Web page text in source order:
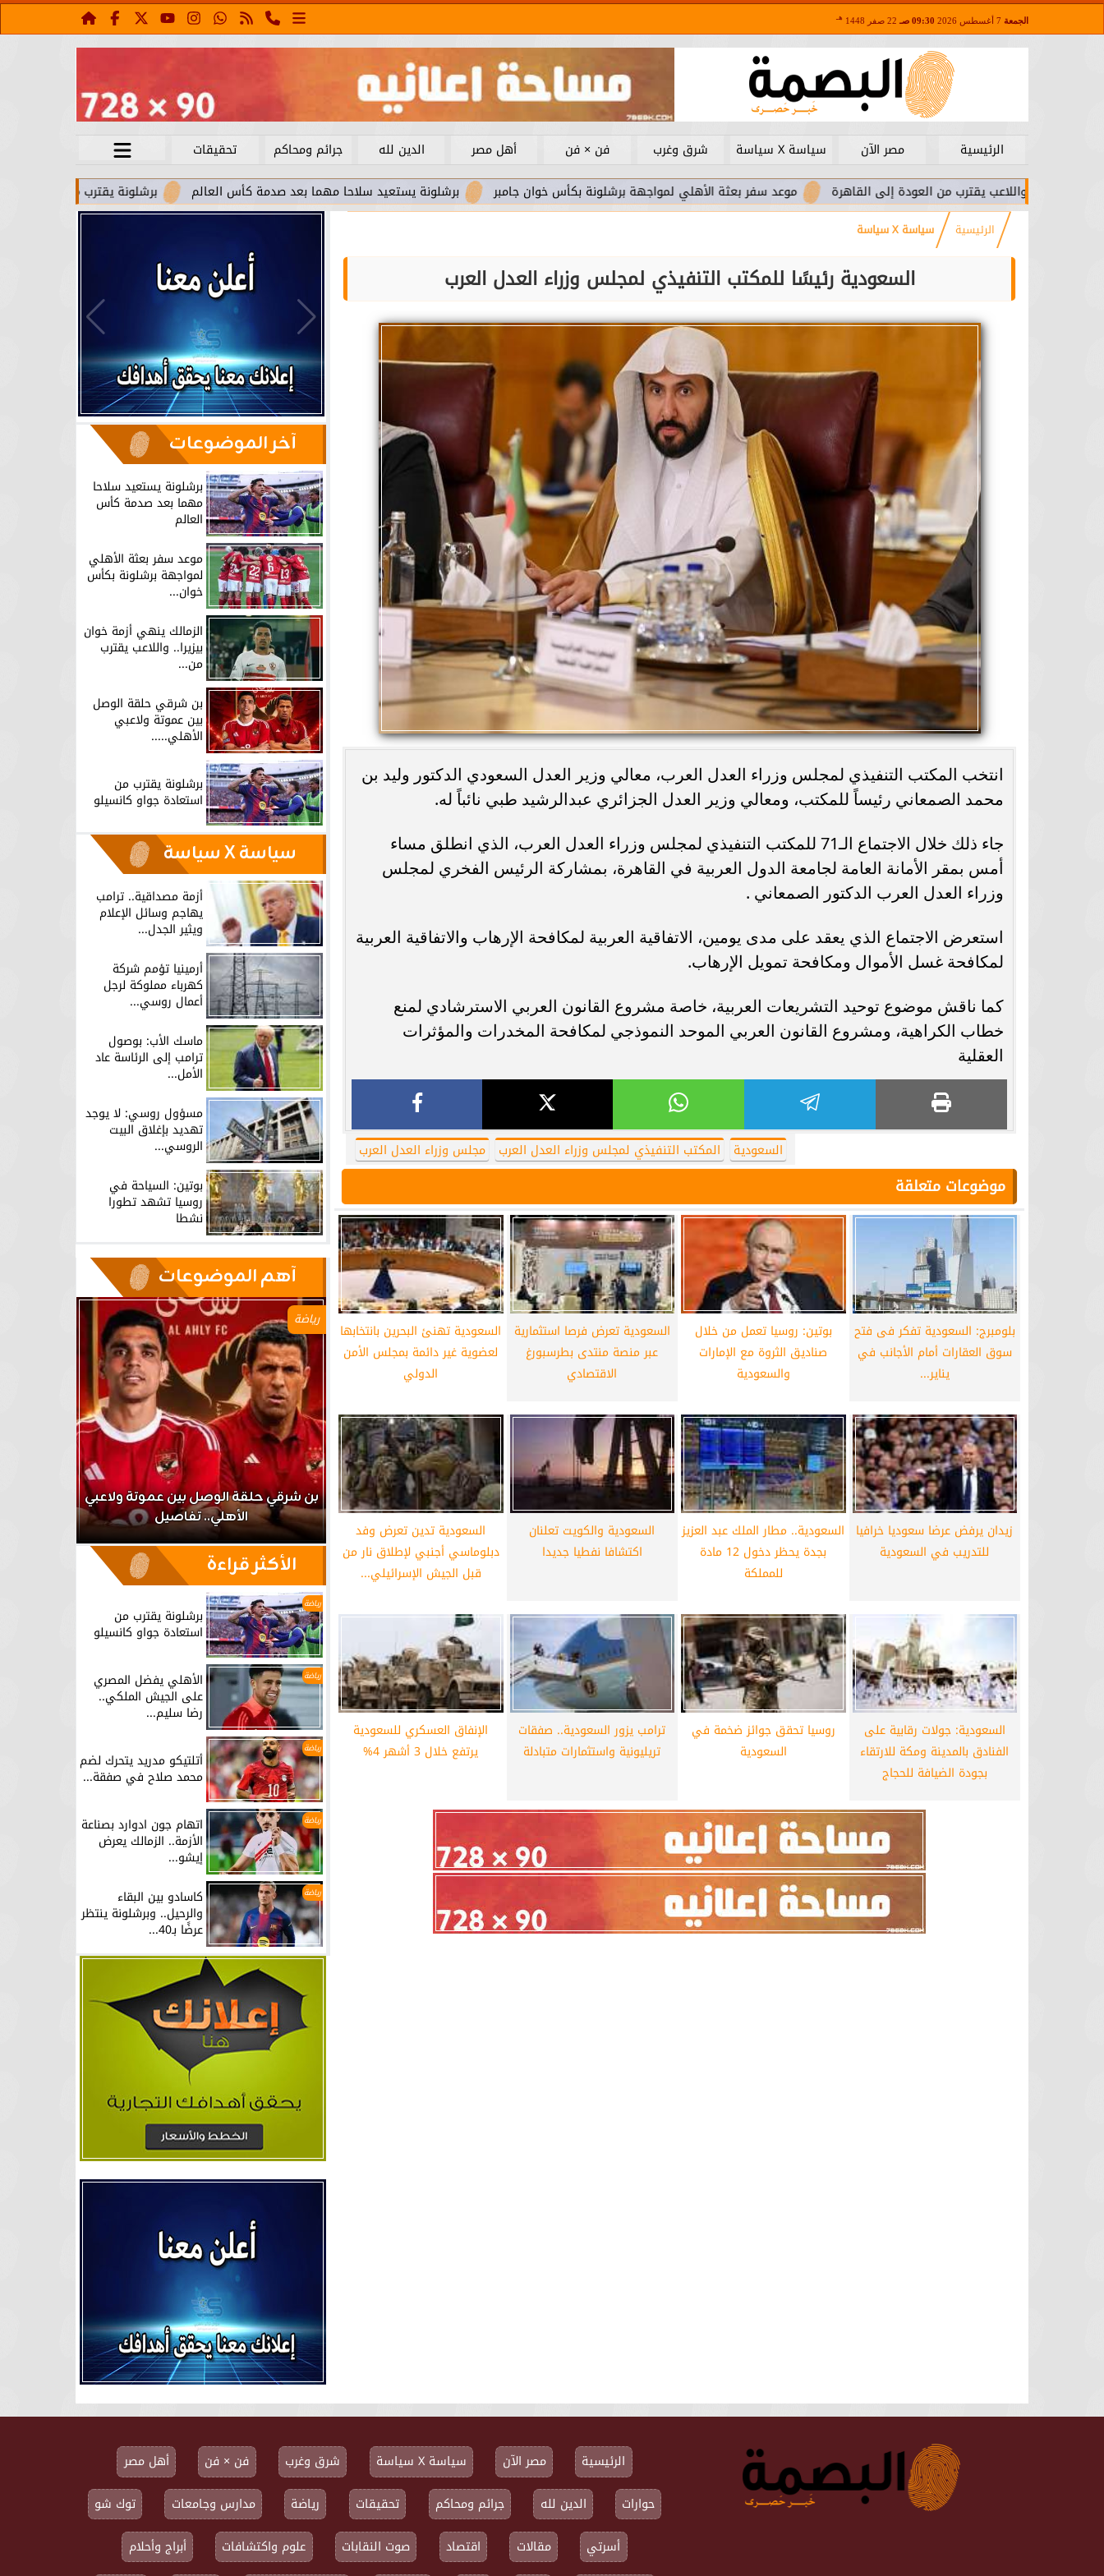
الجمعة 09:30 صـ 22 صفر 1448 هـ
الرئيسية مصر الآن سياسة X سياسة شرق وغرب فن × فن أهل مصر الدين لله جرائم ومحاكم
تحقيقات
برشلونة يقترب من استعادة جواو كانسيلو
برشلونة يستعيد سلاحا مهما بعد صدمة كأس العالم موعد سفر بعثة الأهلي لمواجهة برشلونة بكأس خوان جامبر واللاعب يقترب من العودة إلى القاهرة
الرئيسية سياسة X سياسة
السعودية رئيسًا للمكتب التنفيذي لمجلس وزراء العدل العرب
انتخب المكتب التنفيذي لمجلس وزراء العدل العرب، معالي وزير العدل السعودي الدكتور وليد بن
محمد الصمعاني رئيساً للمكتب، ومعالي وزير العدل الجزائري عبدالرشيد طبي نائباً له.
جاء ذلك خلال الاجتماع الـ71 للمكتب التنفيذي لمجلس وزراء العدل العرب، الذي انطلق مساء
أمس بمقر الأمانة العامة لجامعة الدول العربية في القاهرة، بمشاركة الرئيس الفخري لمجلس
وزراء العدل العرب الدكتور الصمعاني .
استعرض الاجتماع الذي يعقد على مدى يومين، الاتفاقية العربية لمكافحة الإرهاب والاتفاقية العربية
لمكافحة غسل الأموال ومكافحة تمويل الإرهاب.
كما ناقش موضوع توحيد التشريعات العربية، خاصة مشروع القانون العربي الاسترشادي لمنع
خطاب الكراهية، ومشروع القانون العربي الموحد النموذجي لمكافحة المخدرات والمؤثرات
العقلية
السعودية المكتب التنفيذي لمجلس وزراء العدل العرب مجلس وزراء العدل العرب
موضوعات متعلقة
بلومبرج: السعودية تفكر فى فتح
سوق العقارات أمام الأجانب في
يناير...
بوتين: روسيا تعمل من خلال
صناديق الثروة مع الإمارات
والسعودية
السعودية تعرض فرصا استثمارية
عبر منصة منتدى بطرسبورغ
الاقتصادي
السعودية تهنئ البحرين بانتخابها
لعضوية غير دائمة بمجلس الأمن
الدولي
زيدان يرفض عرضا سعوديا خرافيا
للتدريب في السعودية
السعودية.. مطار الملك عبد العزيز
بجدة يحظر دخول 12 مادة
للمملكة
السعودية والكويت تعلنان
اكتشافا نفطيا جديدا
السعودية تدين تعرض وفد
دبلوماسي أجنبي لإطلاق نار من
قبل الجيش الإسرائيلي...
السعودية: جولات رقابية على
الفنادق بالمدينة ومكة للارتقاء
بجودة الضيافة للحجاج
روسيا تحقق جوائز ضخمة في
السعودية
ترامب يزور السعودية.. صفقات
تريليونية واستثمارات متبادلة
الإنفاق العسكري للسعودية
يرتفع خلال 3 أشهر 4%
آخر الموضوعات
برشلونة يستعيد سلاحا
مهما بعد صدمة كأس
العالم
موعد سفر بعثة الأهلي
لمواجهة برشلونة بكأس
خوان...
الزمالك ينهي أزمة خوان
بيزيرا.. واللاعب يقترب
من...
بن شرقي حلقة الوصل
بين عموتة ولاعبي
الأهلي.....
برشلونة يقترب من
استعادة جواو كانسيلو
سياسة X سياسة
أزمة مصداقية.. ترامب
يهاجم وسائل الإعلام
ويثير الجدل...
أرمينيا تؤمم شركة
كهرباء مملوكة لرجل
أعمال روسي...
ماسك الأب: بوصول
ترامب إلى الرئاسة عاد
الأمل...
مسؤول روسي: لا يوجد
تهديد بإغلاق البيت
الروسي...
بوتين: السياحة في
روسيا تشهد تطورا
نشطا
آهم الموضوعات
برشلونة يستعيد سلاحا مهما بعد صدمة
كأس العالم
موعد سفر بعثة الأهلي لمواجهة برشلونة
بكأس خوان جامبر
الزمالك ينهي أزمة خوان بيزيرا.. واللاعب
يقترب من العودة إلى القاهرة
رياضة
بن شرقي حلقة الوصل بين عموتة ولاعبي
الأهلي.. تفاصيل
الأكثر قراءة
رياضة
برشلونة يقترب من
استعادة جواو كانسيلو
رياضة الأهلي يفضل المصري
على الجيش الملكي..
رضا سليم...
رياضة
أتلتيكو مدريد يتحرك لضم
محمد صلاح في صفقة...
رياضة اتهام جون ادوارد بصناعة
الأزمة.. الزمالك يعرض
إيشو...
رياضة كاسادو بين البقاء
والرحيل.. وبرشلونة ينتظر
عرضًا بـ40...
الرئيسية مصر الآن سياسة X سياسة شرق وغرب فن × فن
أهل مصر
حوارات
الدين لله جرائم ومحاكم تحقيقات رياضة مدارس وجامعات
توك شو
أسرتي
مقالات اقتصاد صوت النقابات علوم واكتشافات أبراج وأحلام